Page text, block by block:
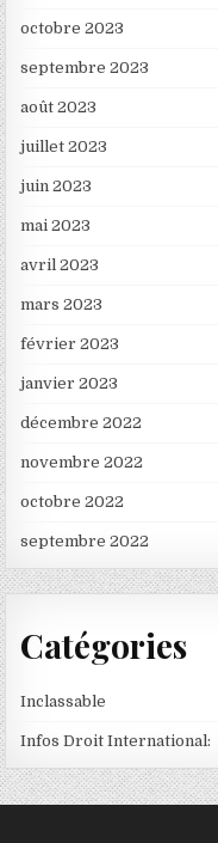
octobre 2023
septembre 2023
août 2023
juillet 2023
juin 2023
mai 2023
avril 2023
mars 2023
février 2023
janvier 2023
décembre 2022
novembre 2022
octobre 2022
septembre 2022
Catégories
Inclassable
Infos Droit International: